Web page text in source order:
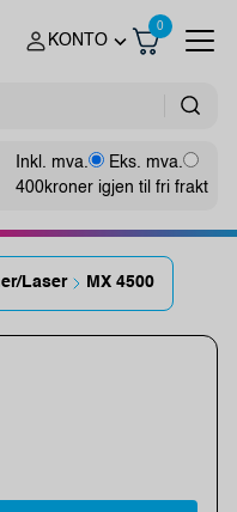
KONTO
0
Inkl. mva.
Eks. mva.
400kroner igjen til fri frakt
Laser MX 4500